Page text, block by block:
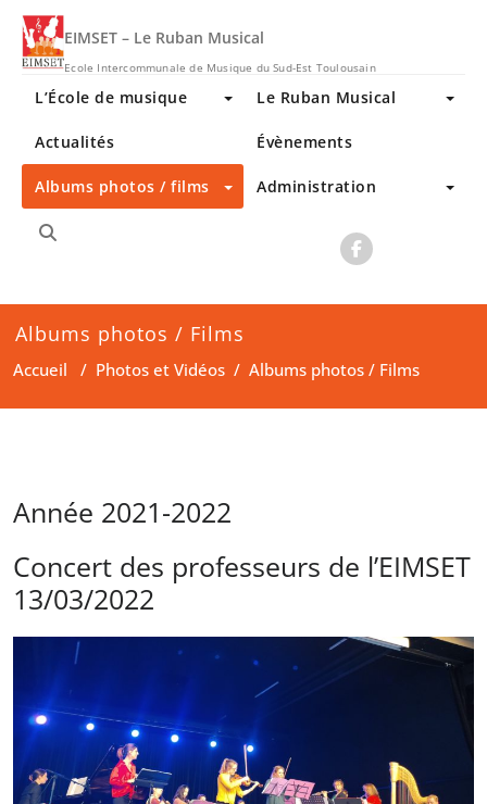
Skip
content
EIMSET – Le Ruban Musical
Ecole Intercommunale de Musique du Sud-Est Toulousain
L’École de musique Le Ruban Musical
Actualités Évènements
Albums photos / films Administration
Albums photos / Films
Accueil / Photos et Vidéos / Albums photos / Films
Année 2021-2022
Concert des professeurs de l’EIMSET
13/03/2022